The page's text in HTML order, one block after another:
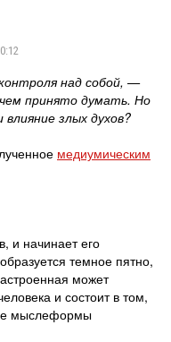
над собой, —
принято думать. Но
злых духов?
медиумическим
и начинает его
темное пятно,
может
и состоит в том,
мыслеформы